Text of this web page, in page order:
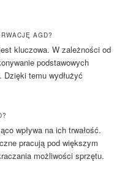
AGD?
kluczowa. W zależności od
podstawowych
temu wydłużyć
wpływa na ich trwałość.
pracują pod większym
możliwości sprzętu.